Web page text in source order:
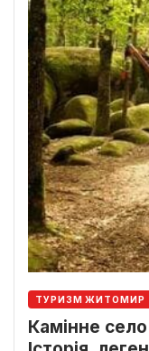
ТУРИЗМ ЖИТОМИР
Камінне